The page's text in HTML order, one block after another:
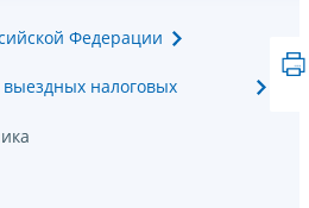
Федерации
налоговых